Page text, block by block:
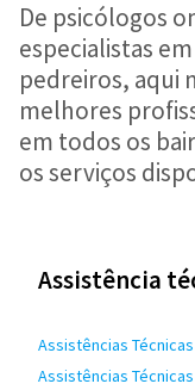
De psicólogos
especialistas
pedreiros, aqui
melhores
em todos os
os serviços
Assistência
Assistências
Assistências